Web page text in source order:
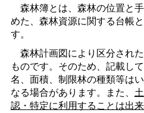
森林簿とは、森林の位置と
めた、森林資源に関する台帳
す。
森林計画図により区分され
ものです。そのため、記載し
名、面積、制限林の種類等は
なる場合があります。また、
認・特定に利用することは出来